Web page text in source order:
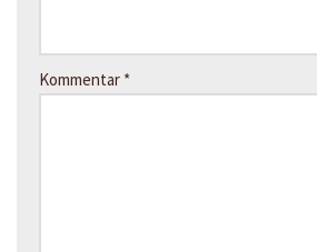
Kommentar *